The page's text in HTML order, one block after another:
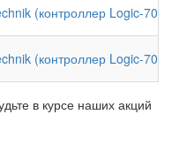
(контроллер Logic-
(контроллер Logic-
в курсе наших акций